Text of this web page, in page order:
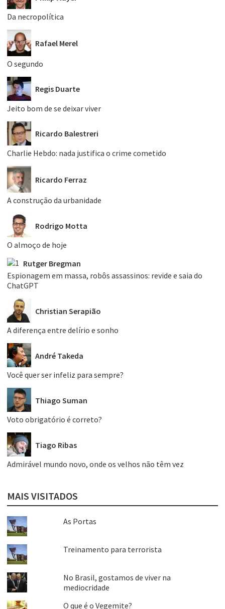
Da necropolítica
Rafael Merel
O segundo
Regis Duarte
Jeito bom de se deixar viver
Ricardo Balestreri
Charlie Hebdo: nada justifica o crime cometido
Ricardo Ferraz
A construção da urbanidade
Rodrigo Motta
O almoço de hoje
Rutger Bregman
Espionagem em massa, robôs assassinos: revide e saia do
ChatGPT
Christian Serapião
A diferença entre delírio e sonho
André Takeda
Você quer ser infeliz para sempre?
Thiago Suman
Voto obrigatório é correto?
Tiago Ribas
Admirável mundo novo, onde os velhos não têm vez
MAIS VISITADOS
As Portas
Treinamento para terrorista
No Brasil, gostamos de viver na
mediocridade
O que é o Vegemite?